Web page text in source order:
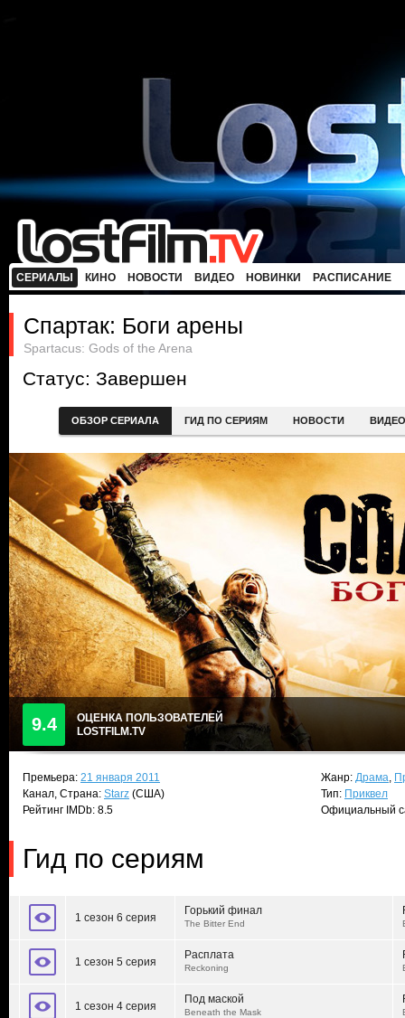
СЕРИАЛЫ КИНО НОВОСТИ ВИДЕО НОВИНКИ РАСПИСАНИЕ
Спартак: Боги арены
Spartacus: Gods of the Arena
Статус: Завершен
ОБЗОР СЕРИАЛА ГИД ПО СЕРИЯМ НОВОСТИ ВИДЕО
9.4
ОЦЕНКА ПОЛЬЗОВАТЕЛЕЙ
LOSTFILM.TV
Премьера: 21 января 2011
Канал, Страна: Starz (США)
Рейтинг IMDb: 8.5
Жанр: Драма,
Тип: Приквел
Официальный
Гид по сериям
1 сезон 6 серия
Горький финал
The Bitter End
1 сезон 5 серия
Расплата
Reckoning
1 сезон 4 серия
Под маской
Beneath the Mask